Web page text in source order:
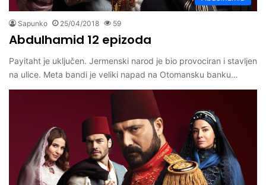
Sapunko 25/04/2018 59
Abdulhamid 12 epizoda
Payitaht je uključen. Jermenski narod je bio provociran i stavljen
na ulice. Meta bandi je veliki napad na Otomansku banku…